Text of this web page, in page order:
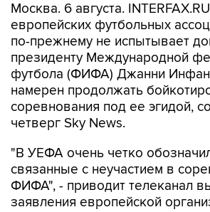
Москва. 6 августа.
европейских футбольных
по-прежнему не испытывает
президенту Международной
футбола (ФИФА) Джанни
намерен продолжать
соревнования под ее эгидой,
четверг Sky News.
"В УЕФА очень четко
связанные с неучастием в
ФИФА", - приводит телеканал
заявления европейской